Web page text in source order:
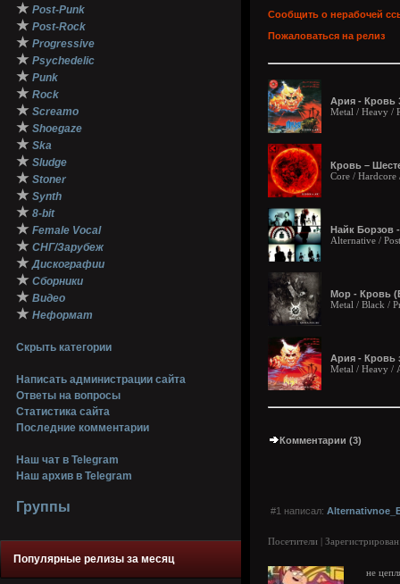
★ Post-Punk
★ Post-Rock
★ Progressive
★ Psychedelic
★ Punk
★ Rock
★ Screamo
★ Shoegaze
★ Ska
★ Sludge
★ Stoner
★ Synth
★ 8-bit
★ Female Vocal
★ СНГ/Зарубеж
★ Дискографии
★ Сборники
★ Видео
★ Неформат
Скрыть категории
Написать администрации сайта
Ответы на вопросы
Статистика сайта
Последние комментарии
Наш чат в Telegram
Наш архив в Telegram
Группы
Популярные релизы за месяц
Сообщить о нерабочей
Пожаловаться на релиз
Ария - Кровь
Metal / Heavy /
Кровь –
Core /
Найк Борзов
Alternative /
Мор - Кровь
Metal / Black /
Ария - Кровь
Metal / Heavy /
Комментарии (3)
#1 написал:
Посетители |
не